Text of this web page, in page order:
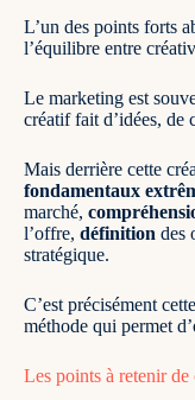
L’un des points forts
l’équilibre entre
Le marketing est
créatif fait d’idées, de
Mais derrière cette
fondamentaux
marché,
l’offre, définition des
stratégique.
C’est précisément
méthode qui permet
Les points à retenir